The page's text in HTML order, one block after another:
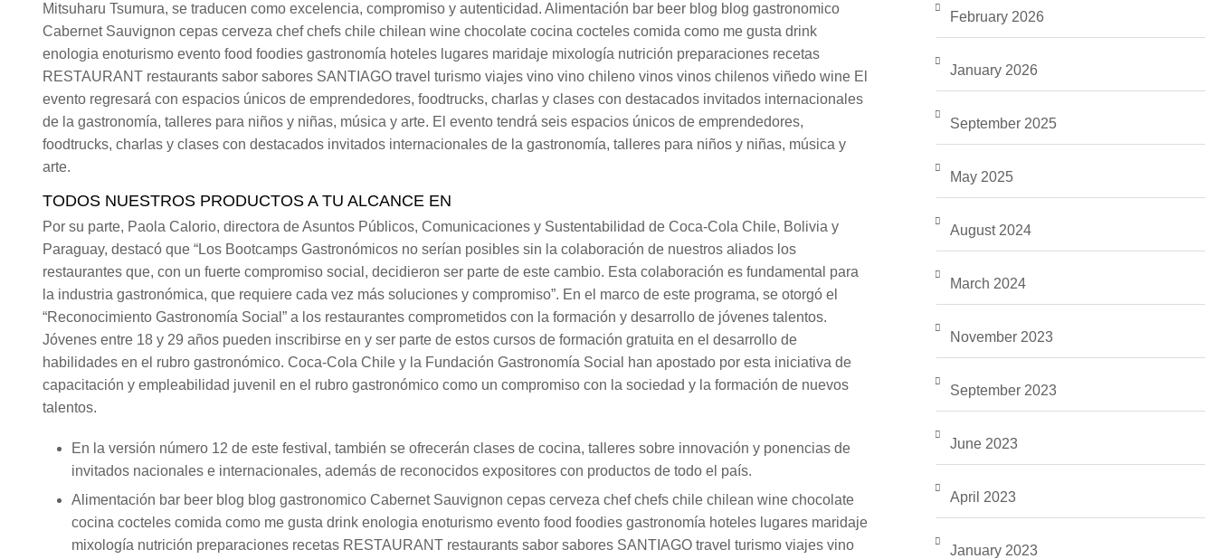
Mitsuharu Tsumura, se traducen como excelencia, compromiso y autenticidad. Alimentación bar beer blog blog gastronomico
Cabernet Sauvignon cepas cerveza chef chefs chile chilean wine chocolate cocina cocteles comida como me gusta drink
enologia enoturismo evento food foodies gastronomía hoteles lugares maridaje mixología nutrición preparaciones recetas
RESTAURANT restaurants sabor sabores SANTIAGO travel turismo viajes vino vino chileno vinos vinos chilenos viñedo wine El
evento regresará con espacios únicos de emprendedores, foodtrucks, charlas y clases con destacados invitados internacionales
de la gastronomía, talleres para niños y niñas, música y arte. El evento tendrá seis espacios únicos de emprendedores,
foodtrucks, charlas y clases con destacados invitados internacionales de la gastronomía, talleres para niños y niñas, música y
arte.
TODOS NUESTROS PRODUCTOS A TU ALCANCE EN
Por su parte, Paola Calorio, directora de Asuntos Públicos, Comunicaciones y Sustentabilidad de Coca-Cola Chile, Bolivia y
Paraguay, destacó que “Los Bootcamps Gastronómicos no serían posibles sin la colaboración de nuestros aliados los
restaurantes que, con un fuerte compromiso social, decidieron ser parte de este cambio. Esta colaboración es fundamental para
la industria gastronómica, que requiere cada vez más soluciones y compromiso”. En el marco de este programa, se otorgó el
“Reconocimiento Gastronomía Social” a los restaurantes comprometidos con la formación y desarrollo de jóvenes talentos.
Jóvenes entre 18 y 29 años pueden inscribirse en y ser parte de estos cursos de formación gratuita en el desarrollo de
habilidades en el rubro gastronómico. Coca-Cola Chile y la Fundación Gastronomía Social han apostado por esta iniciativa de
capacitación y empleabilidad juvenil en el rubro gastronómico como un compromiso con la sociedad y la formación de nuevos
talentos.
En la versión número 12 de este festival, también se ofrecerán clases de cocina, talleres sobre innovación y ponencias de
invitados nacionales e internacionales, además de reconocidos expositores con productos de todo el país.
Alimentación bar beer blog blog gastronomico Cabernet Sauvignon cepas cerveza chef chefs chile chilean wine chocolate
cocina cocteles comida como me gusta drink enologia enoturismo evento food foodies gastronomía hoteles lugares maridaje
mixología nutrición preparaciones recetas RESTAURANT restaurants sabor sabores SANTIAGO travel turismo viajes vino
February 2026
January 2026
September 2025
May 2025
August 2024
March 2024
November 2023
September 2023
June 2023
April 2023
January 2023